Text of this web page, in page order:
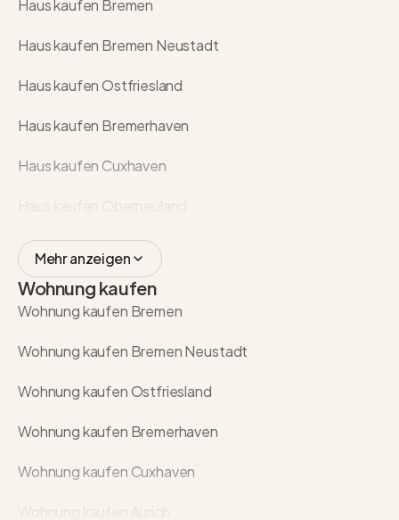
Haus kaufen Bremen
Haus kaufen Bremen Neustadt
Haus kaufen Ostfriesland
Haus kaufen Bremerhaven
Haus kaufen Cuxhaven
Mehr anzeigen
Wohnung kaufen
Wohnung kaufen Bremen
Wohnung kaufen Bremen Neustadt
Wohnung kaufen Ostfriesland
Wohnung kaufen Bremerhaven
Wohnung kaufen Cuxhaven